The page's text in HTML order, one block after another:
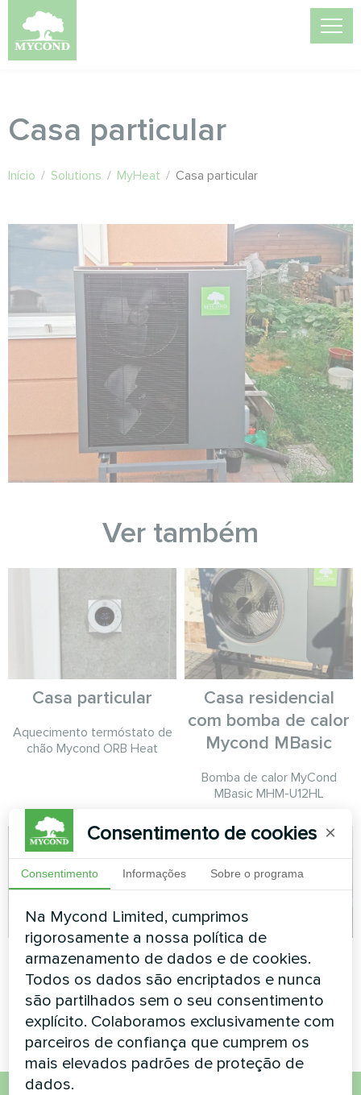
Casa particular
Início / Solutions / MyHeat / Casa particular
Ver também
Casa particular
Aquecimento termóstato de
chão Mycond ORB Heat
Casa residencial
com bomba de calor
Mycond MBasic
Bomba de calor MyCond
MBasic MHM-U12HL
Fábrica de betão
MCU
Instalação comercial
Bomba de calor modular série
MCU
Consentimento de cookies ×
Consentimento Informações Sobre o programa
Na Mycond Limited, cumprimos
rigorosamente a nossa política de
armazenamento de dados e de cookies.
Todos os dados são encriptados e nunca
são partilhados sem o seu consentimento
explícito. Colaboramos exclusivamente com
parceiros de confiança que cumprem os
mais elevados padrões de proteção de
dados.